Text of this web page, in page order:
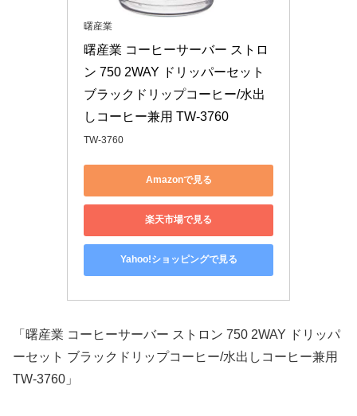
曙産業
曙産業 コーヒーサーバー ストロ
ン 750 2WAY ドリッパーセット
ブラックドリップコーヒー/水出
しコーヒー兼用 TW-3760
TW-3760
Amazonで見る
楽天市場で見る
Yahoo!ショッピングで見る
「曙産業 コーヒーサーバー ストロン 750 2WAY ドリッパ
ーセット ブラックドリップコーヒー/水出しコーヒー兼用
TW-3760」